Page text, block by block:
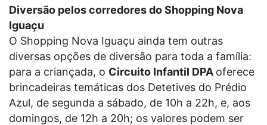
Diversão pelos corredores do Shopping Nova
Iguaçu
O Shopping Nova Iguaçu ainda tem outras
diversas opções de diversão para toda a família:
para a criançada, o Circuito Infantil DPA oferece
brincadeiras temáticas dos Detetives do Prédio
Azul, de segunda a sábado, de 10h a 22h, e, aos
domingos, de 12h a 20h; os valores podem ser